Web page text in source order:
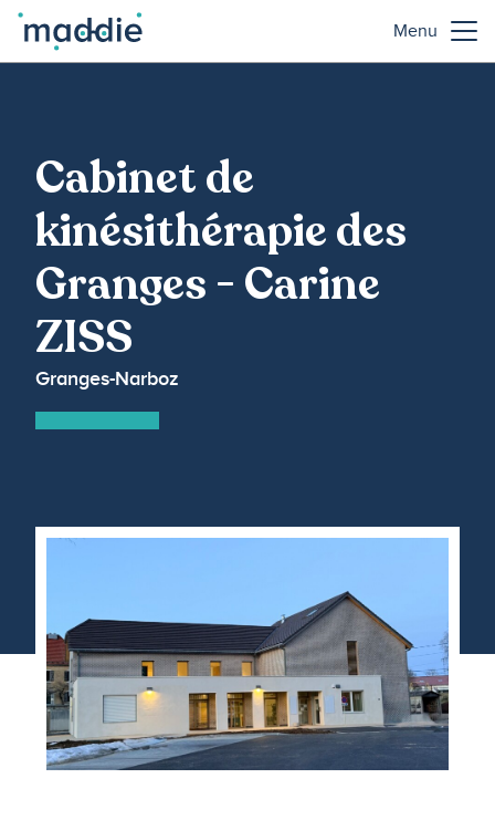
Menu
Cabinet de
kinésithérapie des
Granges - Carine
ZISS
Granges-Narboz